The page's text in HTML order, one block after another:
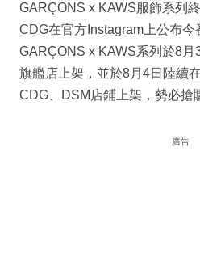
GARÇONS x KAWS服飾系列
CDG在官方Instagram上公布今
GARÇONS x KAWS系列於8月
旗艦店上架，並於8月4日陸續
CDG、DSM店鋪上架，勢必搶
廣告